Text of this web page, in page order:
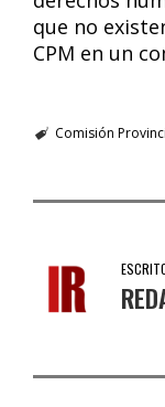
que no
CPM en un
Comisión